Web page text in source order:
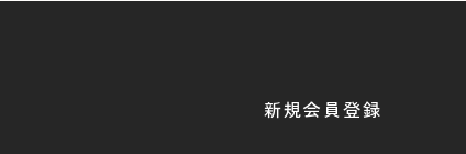
新規会員登録